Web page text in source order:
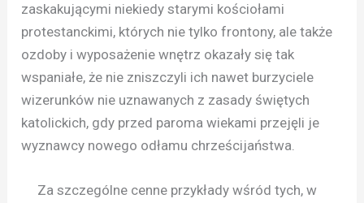
zaskakującymi niekiedy starymi kościołami
protestanckimi, których nie tylko frontony, ale także
ozdoby i wyposażenie wnętrz okazały się tak
wspaniałe, że nie zniszczyli ich nawet burzyciele
wizerunków nie uznawanych z zasady świętych
katolickich, gdy przed paroma wiekami przejęli je
wyznawcy nowego odłamu chrześcijaństwa.
Za szczególne cenne przykłady wśród tych, w